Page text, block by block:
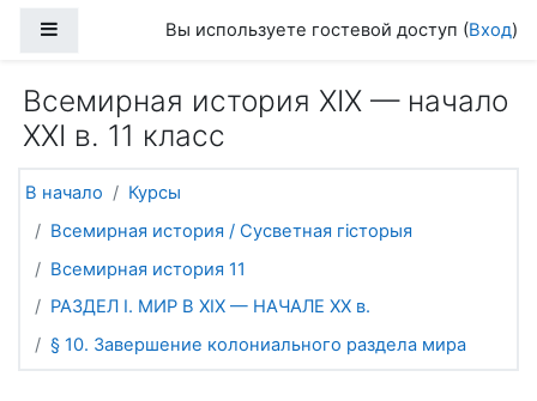
Боковая панельВы используете гостевой доступ (Вход)
Всемирная история ХІХ — начало
ХХІ в. 11 класс
В начало
Курсы
Всемирная история / Сусветная гісторыя
Всемирная история 11
РАЗДЕЛ I. МИР В ХIХ — НАЧАЛЕ ХХ в.
§ 10. Завершение колониального раздела мира